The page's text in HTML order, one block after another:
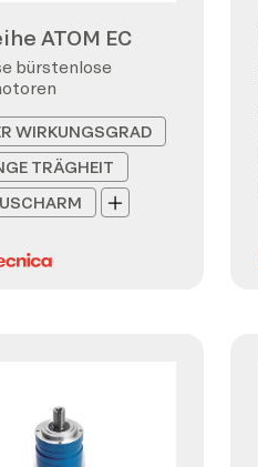
ATOM EC
bürstenlose
WIRKUNGSGRAD
TRÄGHEIT